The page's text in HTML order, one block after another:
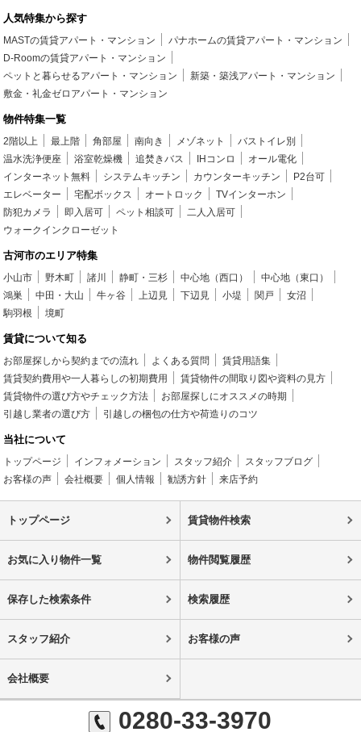
人気特集から探す
MASTの賃貸アパート・マンション
パナホームの賃貸アパート・マンション
D-Roomの賃貸アパート・マンション
ペットと暮らせるアパート・マンション
新築・築浅アパート・マンション
敷金・礼金ゼロアパート・マンション
物件特集一覧
2階以上 最上階 角部屋 南向き メゾネット
バストイレ別
温水洗浄便座
浴室乾燥機 追焚きバス IHコンロ
オール電化
インターネット無料
システムキッチン カウンターキッチン
P2台可
エレベーター
宅配ボックス オートロック
TVインターホン
防犯カメラ
即入居可 ペット相談可
二人入居可
ウォークインクローゼット
古河市のエリア特集
小山市 野木町 諸川 静町・三杉 中心地（西口）
中心地（東口）
鴻巣
中田・大山 牛ヶ谷 上辺見 下辺見 小堤 関戸
女沼
駒羽根
境町
賃貸について知る
お部屋探しから契約までの流れ よくある質問
賃貸用語集
賃貸契約費用や一人暮らしの初期費用
賃貸物件の間取り図や資料の見方
賃貸物件の選び方やチェック方法
お部屋探しにオススメの時期
引越し業者の選び方
引越しの梱包の仕方や荷造りのコツ
当社について
トップページ インフォメーション スタッフ紹介
スタッフブログ
お客様の声
会社概要 個人情報 勧誘方針 来店予約
トップページ 賃貸物件検索
お気に入り物件一覧 物件閲覧履歴
保存した検索条件 検索履歴
スタッフ紹介 お客様の声
会社概要
0280-33-3970